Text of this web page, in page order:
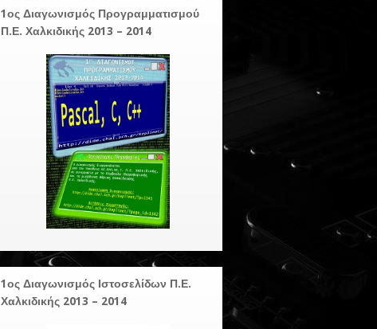
1ος Διαγωνισμός Προγραμματισμού
Π.Ε. Χαλκιδικής 2013 – 2014
1ος Διαγωνισμός Ιστοσελίδων Π.Ε.
Χαλκιδικής 2013 – 2014